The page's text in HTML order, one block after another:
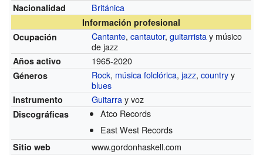
Nacionalidad Británica
Información profesional
Ocupación
Cantante,cantautor,guitarristay músico
de jazz
Años activo 1965-2020
Géneros Rock, música folclórica,jazz,countryy
blues
Instrumento Guitarray voz
Discográficas
Atco Records
East West Records
Sitio web www.gordonhaskell.com